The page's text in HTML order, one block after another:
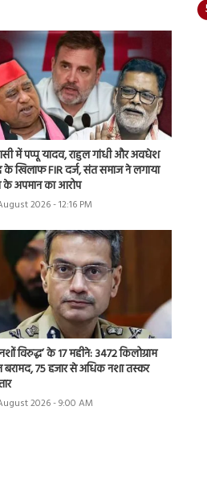
में पप्पू यादव, राहुल गांधी और अवधेश
के खिलाफ FIR दर्ज, संत समाज ने लगाया
के अपमान का आरोप
2026 - 12:16 PM
विरुद्ध’ के 17 महीने: 3472 किलोग्राम
बरामद, 75 हजार से अधिक नशा तस्कर
2026 - 9:00 AM